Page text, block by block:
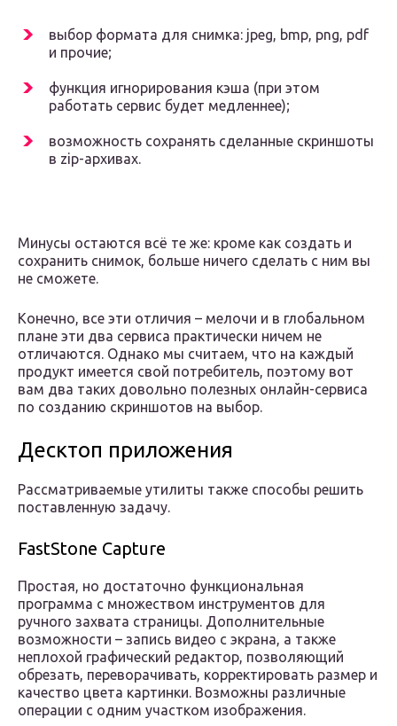
выбор формата для снимка: jpeg, bmp, png, pdf
и прочие;
функция игнорирования кэша (при этом
работать сервис будет медленнее);
возможность сохранять сделанные скриншоты
в zip-архивах.
Минусы остаются всё те же: кроме как создать и
сохранить снимок, больше ничего сделать с ним вы
не сможете.
Конечно, все эти отличия – мелочи и в глобальном
плане эти два сервиса практически ничем не
отличаются. Однако мы считаем, что на каждый
продукт имеется свой потребитель, поэтому вот
вам два таких довольно полезных онлайн-сервиса
по созданию скриншотов на выбор.
Десктоп приложения
Рассматриваемые утилиты также способы решить
поставленную задачу.
FastStone Capture
Простая, но достаточно функциональная
программа с множеством инструментов для
ручного захвата страницы. Дополнительные
возможности – запись видео с экрана, а также
неплохой графический редактор, позволяющий
обрезать, переворачивать, корректировать размер и
качество цвета картинки. Возможны различные
операции с одним участком изображения.